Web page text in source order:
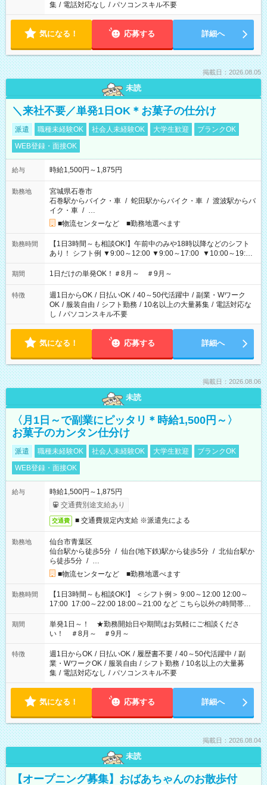
集 / 電話対応なし / パソコンスキル不要
気になる！ 応募する 詳細へ
掲載日：2026.08.05
未読
＼来社不要／単発1日OK＊お菓子の仕分け
派遣 職種未経験OK 社会人未経験OK 大学生歓迎
ブランクOK
WEB登録・面接OK
給与 時給1,500円～1,875円
勤務地
宮城県石巻市
石巻駅からバイク・車 / 蛇田駅からバイク・車 / 渡波駅からバ
イク・車 / …
■物流センターなど ■勤務地選べます
勤務時間
【1日3時間～も相談OK!】午前中のみや18時以降などのシフト
あり！ シフト例 ▼9:00～12:00 ▼9:00～17:00 ▼10:00～19:00
▼18:00～21:00
期間 1日だけの単発OK！＃8月～ ＃9月～
特徴 週1日からOK / 日払いOK / 40～50代活躍中 / 副業・Wワーク
OK / 服装自由 / シフト勤務 / 10名以上の大量募集 / 電話対応な
し / パソコンスキル不要
気になる！ 応募する 詳細へ
掲載日：2026.08.06
未読
〈月1日～で副業にピッタリ＊時給1,500円～〉
お菓子のカンタン仕分け
派遣 職種未経験OK 社会人未経験OK 大学生歓迎
ブランクOK
WEB登録・面接OK
給与
時給1,500円～1,875円
交通費別途支給あり
交通費 ■ 交通費規定内支給 ※派遣先による
勤務地
仙台市青葉区
仙台駅から徒歩5分 / 仙台(地下鉄)駅から徒歩5分 / 北仙台駅か
ら徒歩5分 / …
■物流センターなど ■勤務地選べます
勤務時間
【1日3時間～も相談OK!】 ＜シフト例＞ 9:00～12:00 12:00～
17:00 17:00～22:00 18:00～21:00 など こちら以外の時間帯も
お気軽にご相談ください！
期間
単発1日～！ ★勤務開始日や期間はお気軽にご相談くださ
い！ ＃8月～ ＃9月～
特徴 週1日からOK / 日払いOK / 履歴書不要 / 40～50代活躍中 / 副
業・WワークOK / 服装自由 / シフト勤務 / 10名以上の大量募
集 / 電話対応なし / パソコンスキル不要
気になる！ 応募する 詳細へ
掲載日：2026.08.04
未読
【オープニング募集】おばあちゃんのお散歩付